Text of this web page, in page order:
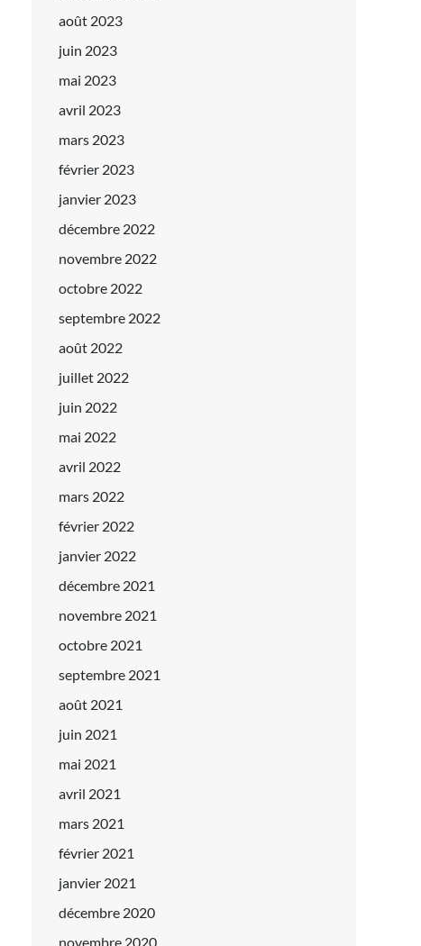
août 2023
juin 2023
mai 2023
avril 2023
mars 2023
février 2023
janvier 2023
décembre 2022
novembre 2022
octobre 2022
septembre 2022
août 2022
juillet 2022
juin 2022
mai 2022
avril 2022
mars 2022
février 2022
janvier 2022
décembre 2021
novembre 2021
octobre 2021
septembre 2021
août 2021
juin 2021
mai 2021
avril 2021
mars 2021
février 2021
janvier 2021
décembre 2020
novembre 2020